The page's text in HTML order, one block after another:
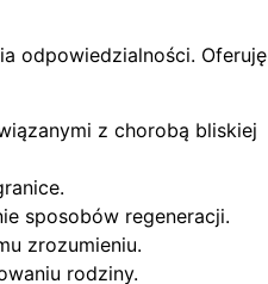
odpowiedzialności. Oferuję
z chorobą bliskiej
sposobów regeneracji.
zrozumieniu.
rodziny.